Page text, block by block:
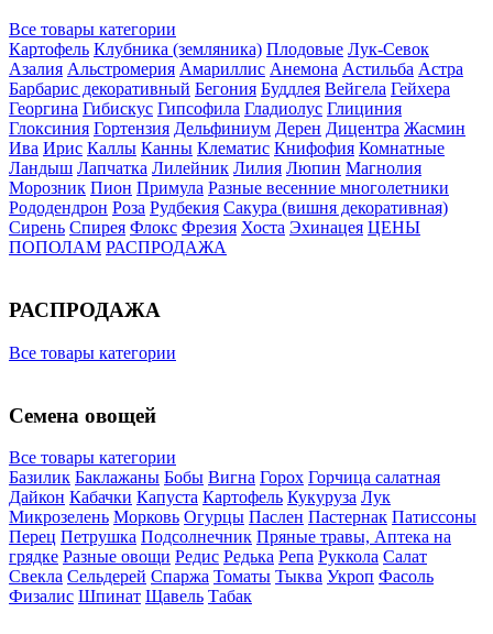
Все товары категории
Картофель Клубника (земляника) Плодовые Лук-Севок
Азалия Альстромерия Амариллис Анемона Астильба Астра
Барбарис декоративный Бегония Буддлея Вейгела Гейхера
Георгина Гибискус Гипсофила Гладиолус Глициния
Глоксиния Гортензия Дельфиниум Дерен Дицентра Жасмин
Ива Ирис Каллы Канны Клематис Книфофия Комнатные
Ландыш Лапчатка Лилейник Лилия Люпин Магнолия
Морозник Пион Примула Разные весенние многолетники
Рододендрон Роза Рудбекия Сакура (вишня декоративная)
Сирень Спирея Флокс Фрезия Хоста Эхинацея ЦЕНЫ
ПОПОЛАМ РАСПРОДАЖА
РАСПРОДАЖА
Все товары категории
Семена овощей
Все товары категории
Базилик Баклажаны Бобы Вигна Горох Горчица салатная
Дайкон Кабачки Капуста Картофель Кукуруза Лук
Микрозелень Морковь Огурцы Паслен Пастернак Патиссоны
Перец Петрушка Подсолнечник Пряные травы, Аптека на
грядке Разные овощи Редис Редька Репа Руккола Салат
Свекла Сельдерей Спаржа Томаты Тыква Укроп Фасоль
Физалис Шпинат Щавель Табак